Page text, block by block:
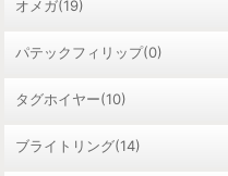
オメガ(19)
パテックフィリップ(0)
タグホイヤー(10)
ブライトリング(14)